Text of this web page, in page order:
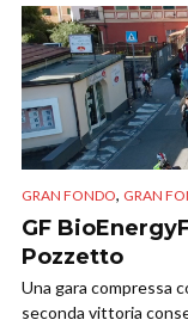
GRAN FONDO, GRAN
GF
Pozzetto
Una gara compressa
seconda vittoria